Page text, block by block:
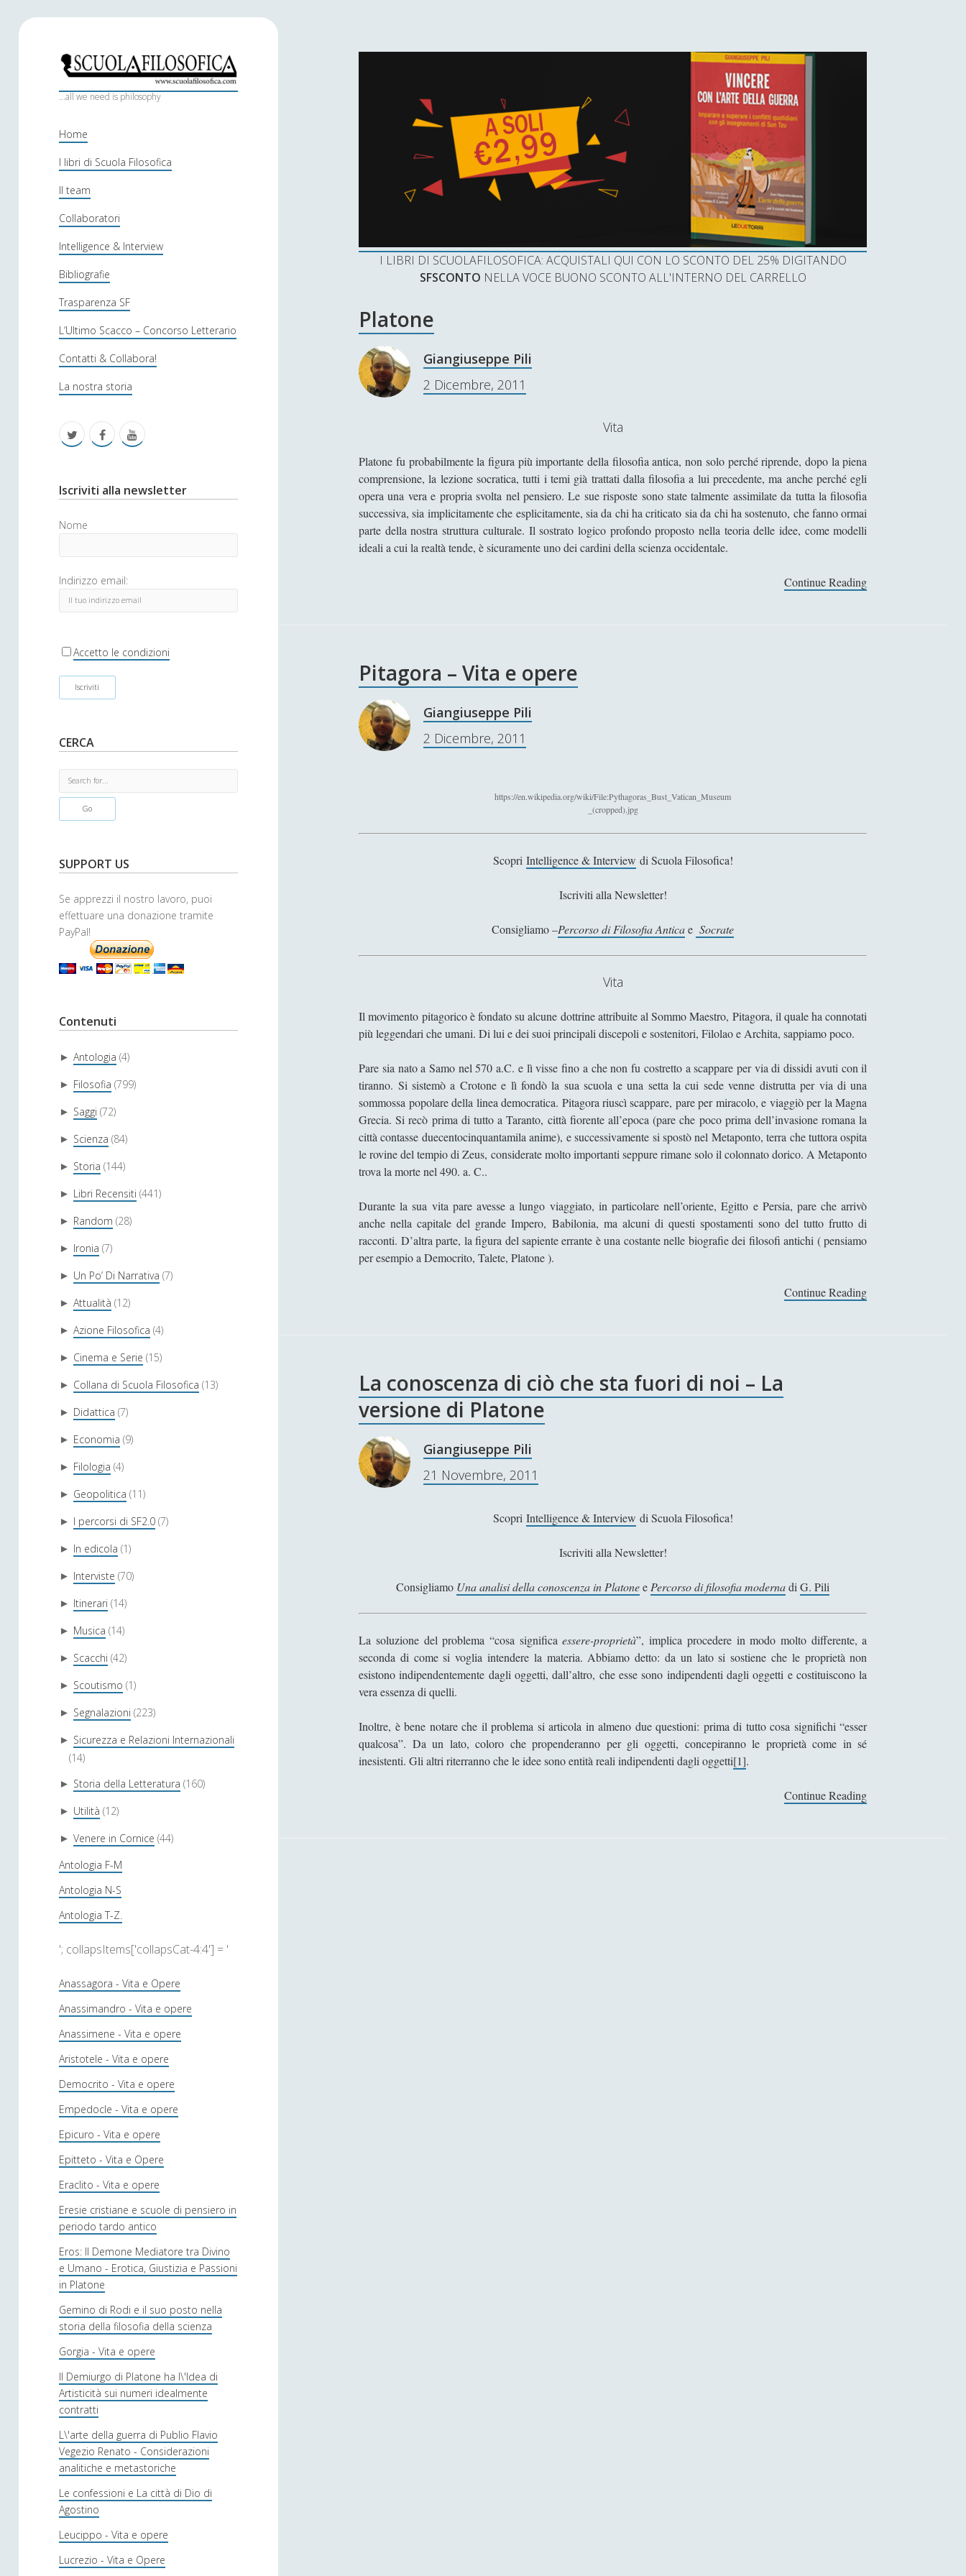
S
c
o
l
a
f
i
l
o
s
o
f
c
...all we need is philosophy
Home
I libri di Scuola Filosofica
Il team
Collaboratori
Intelligence & Interview
Bibliografie
Trasparenza SF
L’Ultimo Scacco – Concorso Letterario
Contatti & Collabora!
La nostra storia
i
t
r
f
c
b
o
k
u
u
e
S
i
e
b
r
Iscriviti alla newsletter
Nome
Indirizzo email:
Accetto le condizioni
CERCA
e
h
SUPPORT US
Se apprezzi il nostro lavoro, puoi
effettuare una donazione tramite
PayPal!
Contenuti
► Antologia (4)
► Filosofia (799)
► Saggi (72)
► Scienza (84)
► Storia (144)
► Libri Recensiti (441)
► Random (28)
► Ironia (7)
► Un Po’ Di Narrativa (7)
► Attualità (12)
► Azione Filosofica (4)
► Cinema e Serie (15)
► Collana di Scuola Filosofica (13)
► Didattica (7)
► Economia (9)
► Filologia (4)
► Geopolitica (11)
► I percorsi di SF2.0 (7)
► In edicola (1)
► Interviste (70)
► Itinerari (14)
► Musica (14)
► Scacchi (42)
► Scoutismo (1)
► Segnalazioni (223)
► Sicurezza e Relazioni Internazionali
(14)
► Storia della Letteratura (160)
► Utilità (12)
► Venere in Cornice (44)
Antologia F-M
Antologia N-S
Antologia T-Z.
'; collapsItems['collapsCat-4:4'] = '
Anassagora - Vita e Opere
Anassimandro - Vita e opere
Anassimene - Vita e opere
Aristotele - Vita e opere
Democrito - Vita e opere
Empedocle - Vita e opere
Epicuro - Vita e opere
Epitteto - Vita e Opere
Eraclito - Vita e opere
Eresie cristiane e scuole di pensiero in
periodo tardo antico
Eros: Il Demone Mediatore tra Divino
e Umano - Erotica, Giustizia e Passioni
in Platone
Gemino di Rodi e il suo posto nella
storia della filosofia della scienza
Gorgia - Vita e opere
Il Demiurgo di Platone ha l\'Idea di
Artisticità sui numeri idealmente
contratti
L\'arte della guerra di Publio Flavio
Vegezio Renato - Considerazioni
analitiche e metastoriche
Le confessioni e La città di Dio di
Agostino
Leucippo - Vita e opere
Lucrezio - Vita e Opere
I LIBRI DI SCUOLAFILOSOFICA: ACQUISTALI QUI CON LO SCONTO DEL 25% DIGITANDO
SFSCONTO NELLA VOCE BUONO SCONTO ALL'INTERNO DEL CARRELLO
Platone
Giangiuseppe Pili
2 Dicembre, 2011
Vita
Platone fu probabilmente la figura più importante della filosofia antica, non solo perché riprende, dopo la piena
comprensione, la lezione socratica, tutti i temi già trattati dalla filosofia a lui precedente, ma anche perché egli
opera una vera e propria svolta nel pensiero. Le sue risposte sono state talmente assimilate da tutta la filosofia
successiva, sia implicitamente che esplicitamente, sia da chi ha criticato sia da chi ha sostenuto, che fanno ormai
parte della nostra struttura culturale. Il sostrato logico profondo proposto nella teoria delle idee, come modelli
ideali a cui la realtà tende, è sicuramente uno dei cardini della scienza occidentale.
Continue Reading
Pitagora – Vita e opere
Giangiuseppe Pili
2 Dicembre, 2011
https://en.wikipedia.org/wiki/File:Pythagoras_Bust_Vatican_Museum
_(cropped).jpg
Scopri Intelligence & Interview di Scuola Filosofica!
Iscriviti alla Newsletter!
Consigliamo –Percorso di Filosofia Anticae Socrate
Vita
Il movimento pitagorico è fondato su alcune dottrine attribuite al Sommo Maestro, Pitagora, il quale ha connotati
più leggendari che umani. Di lui e dei suoi principali discepoli e sostenitori, Filolao e Archita, sappiamo poco.
Pare sia nato a Samo nel 570 a.C. e lì visse fino a che non fu costretto a scappare per via di dissidi avuti con il
tiranno. Si sistemò a Crotone e lì fondò la sua scuola e una setta la cui sede venne distrutta per via di una
sommossa popolare della linea democratica. Pitagora riuscì scappare, pare per miracolo, e viaggiò per la Magna
Grecia. Si recò prima di tutto a Taranto, città fiorente all’epoca (pare che poco prima dell’invasione romana la
città contasse duecentocinquantamila anime), e successivamente si spostò nel Metaponto, terra che tuttora ospita
le rovine del tempio di Zeus, considerate molto importanti seppure rimane solo il colonnato dorico. A Metaponto
trova la morte nel 490. a. C..
Durante la sua vita pare avesse a lungo viaggiato, in particolare nell’oriente, Egitto e Persia, pare che arrivò
anche nella capitale del grande Impero, Babilonia, ma alcuni di questi spostamenti sono del tutto frutto di
racconti. D’altra parte, la figura del sapiente errante è una costante nelle biografie dei filosofi antichi ( pensiamo
per esempio a Democrito, Talete, Platone ).
Continue Reading
La conoscenza di ciò che sta fuori di noi – La
versione di Platone
Giangiuseppe Pili
21 Novembre, 2011
Scopri Intelligence & Interview di Scuola Filosofica!
Iscriviti alla Newsletter!
Consigliamo Una analisi della conoscenza in Platone e Percorso di filosofia moderna diG. Pili
La soluzione del problema “cosa significaessere-proprietà”, implica procedere in modo molto differente, a
seconda di come si voglia intendere la materia. Abbiamo detto: da un lato si sostiene che le proprietà non
esistono indipendentemente dagli oggetti, dall’altro, che esse sono indipendenti dagli oggetti e costituiscono la
vera essenza di quelli.
Inoltre, è bene notare che il problema si articola in almeno due questioni: prima di tutto cosa significhi “esser
qualcosa”. Da un lato, coloro che propenderanno per gli oggetti, concepiranno le proprietà come in sé
inesistenti. Gli altri riterranno che le idee sono entità reali indipendenti dagli oggetti[1].
Continue Reading